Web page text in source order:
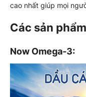
cao nhất giúp mọi
Các sản
Now Omega-3: